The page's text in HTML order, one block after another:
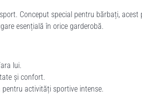
Conceput special pentru bărbați, acest
esențială în orice garderobă.
lui.
și confort.
activități sportive intense.